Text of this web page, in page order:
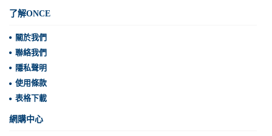
了解ONCE
關於我們
聯絡我們
隱私聲明
使用條款
表格下載
網購中心